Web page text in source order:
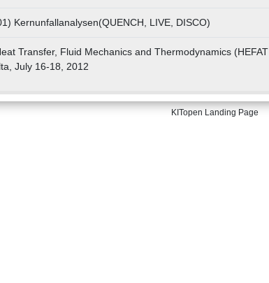
Kernunfallanalysen(QUENCH, LIVE, DISCO)
Transfer, Fluid Mechanics and Thermodynamics (HEFAT
July 16-18, 2012
KITopen Landing Page